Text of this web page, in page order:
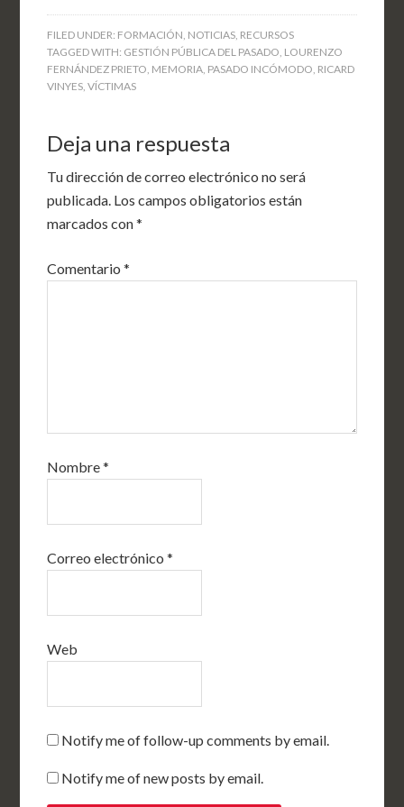
FILED UNDER: FORMACIÓN, NOTICIAS, RECURSOS
TAGGED WITH: GESTIÓN PÚBLICA DEL PASADO, LOURENZO
FERNÁNDEZ PRIETO, MEMORIA, PASADO INCÓMODO, RICARD
VINYES,VÍCTIMAS
Deja una respuesta
Tu dirección de correo electrónico no será
publicada. Los campos obligatorios están
marcados con*
Comentario*
Nombre*
Correo electrónico*
Web
Notify me of follow-up comments by email.
Notify me of new posts by email.